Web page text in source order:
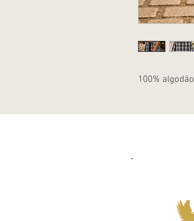
100% algodão